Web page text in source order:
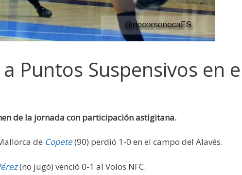
Puntos Suspensivos en
de la jornada con participación astigitana.
de Copete(90) perdió 1-0 en el campo del Alavés.
(no jugó) venció 0-1 al Volos NFC.